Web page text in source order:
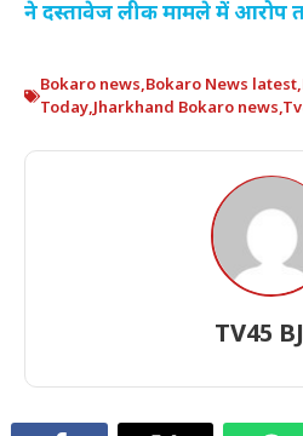
ने दस्तावेज लीक मामले में आरोप
Bokaro news,Bokaro News latest,
Today,Jharkhand Bokaro news,
TV45 BJ